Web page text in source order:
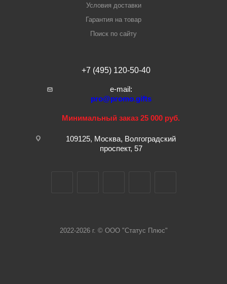
Условия доставки
Гарантия на товар
Поиск по сайту
+7 (495) 120-50-40
e-mail:
pro@promo.gifts
Минимальный заказ 25 000 руб.
109125, Москва, Волгоградский
проспект, 57
2022-2026 г. © ООО "Статус Плюс"